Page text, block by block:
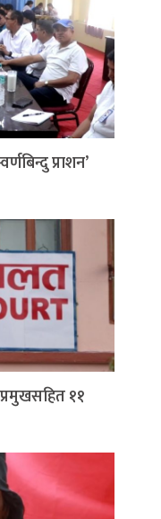
प्राशन’
११